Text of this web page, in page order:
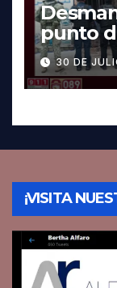
punto
30 DE
¡VISITA